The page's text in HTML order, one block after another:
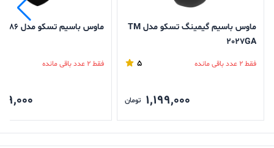
ماوس باسیم گیمینگ تسکو مدل TM
2027GA
فقط 2 عدد باقی مانده 5
1,199,000 تومان
ماوس باسیم تسکو مدل TM 286
فقط 2 عدد باقی مانده